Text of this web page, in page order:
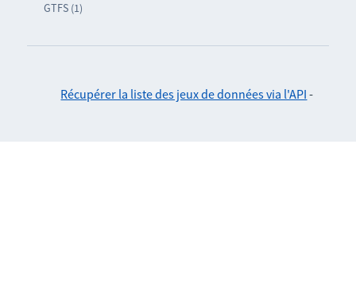
GTFS (1)
Récupérer la liste des jeux de données via l'API -